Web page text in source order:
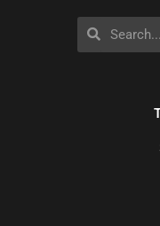
Rechercher
Rechercher